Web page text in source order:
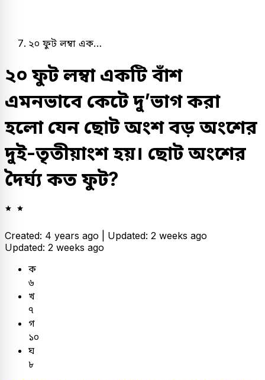
২০ ফুট লম্বা এক…
২০ ফুট লম্বা একটি বাঁশ
এমনভাবে কেটে দু’ভাগ করা
হলো যেন ছোট অংশ বড় অংশের
দুই-তৃতীয়াংশ হয়। ছোট অংশের
দৈর্ঘ্য কত ফুট?
Created: 4 years ago | Updated: 2 weeks ago
Updated: 2 weeks ago
ক
৬
খ
৭
গ
১০
ঘ
৮